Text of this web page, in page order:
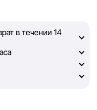
мы работаем над тем,
объективной и
вас достоверной
лучшее
точность всех
в течении 14